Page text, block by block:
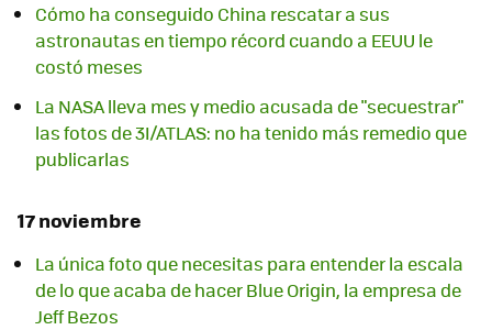
Cómo ha conseguido China rescatar a sus
astronautas en tiempo récord cuando a EEUU le
costó meses
La NASA lleva mes y medio acusada de "secuestrar"
las fotos de 3I/ATLAS: no ha tenido más remedio que
publicarlas
17 noviembre
La única foto que necesitas para entender la escala
de lo que acaba de hacer Blue Origin, la empresa de
Jeff Bezos